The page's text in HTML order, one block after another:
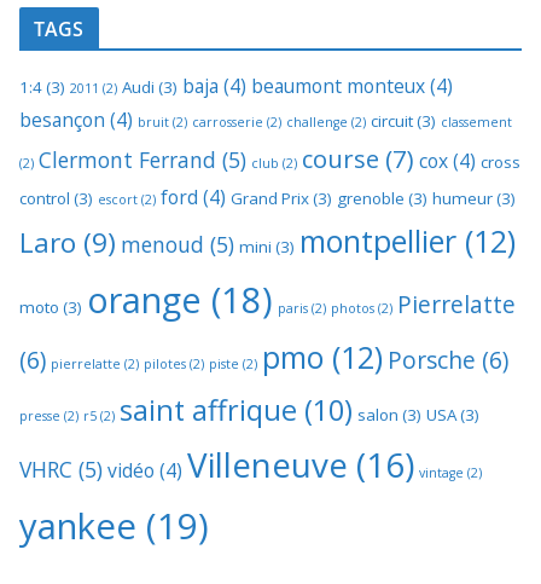
TAGS
1:4(3) 2011 (2) Audi (3) baja (4) beaumont monteux(4)
besançon (4) bruit (2) carrosserie (2) challenge (2) circuit(3) classement
(2) Clermont Ferrand (5) club (2) course (7) cox(4) cross
control (3) escort (2) ford (4) Grand Prix(3) grenoble (3) humeur(3)
Laro (9) menoud (5) mini (3) montpellier (12)
moto (3) orange (18) paris (2) photos (2) Pierrelatte
(6) pierrelatte (2) pilotes (2) piste (2) pmo (12) Porsche (6)
presse (2) r5 (2) saint affrique (10) salon (3) USA(3)
VHRC (5)vidéo (4) Villeneuve (16) vintage (2)
yankee (19)